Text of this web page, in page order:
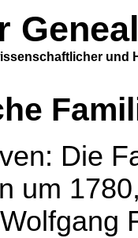
und
Die
um